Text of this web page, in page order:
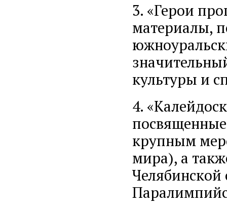
3. «Герои
материалы,
культуры и
4.
крупным
мира), а